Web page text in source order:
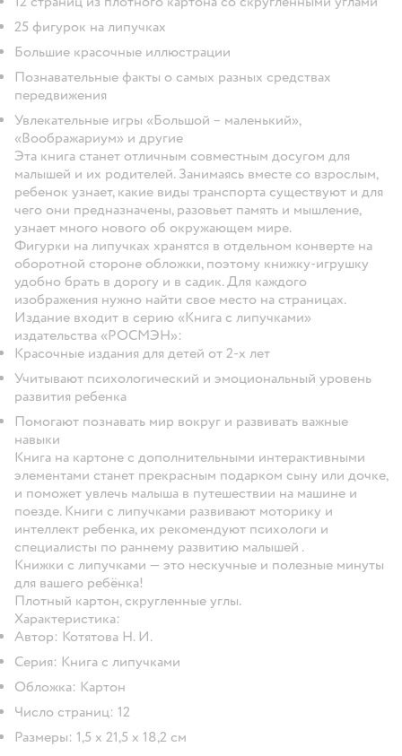
25 фигурок на липучках
Большие красочные иллюстрации
Познавательные факты о самых разных средствах
передвижения
Увлекательные игры «Большой – маленький»,
«Воображариум» и другие
Эта книга станет отличным совместным досугом для
малышей и их родителей. Занимаясь вместе со взрослым,
ребенок узнает, какие виды транспорта существуют и для
чего они предназначены, разовьет память и мышление,
узнает много нового об окружающем мире.
Фигурки на липучках хранятся в отдельном конверте на
оборотной стороне обложки, поэтому книжку-игрушку
удобно брать в дорогу и в садик. Для каждого
изображения нужно найти свое место на страницах.
Издание входит в серию «Книга с липучками»
издательства «РОСМЭН»:
Красочные издания для детей от 2-х лет
Учитывают психологический и эмоциональный уровень
развития ребенка
Помогают познавать мир вокруг и развивать важные
навыки
Книга на картоне с дополнительными интерактивными
элементами станет прекрасным подарком сыну или дочке,
и поможет увлечь малыша в путешествии на машине и
поезде. Книги с липучками развивают моторику и
интеллект ребенка, их рекомендуют психологи и
специалисты по раннему развитию малышей .
Книжки с липучками — это нескучные и полезные минуты
для вашего ребёнка!
Плотный картон, скругленные углы.
Характеристика:
Автор: Котятова Н. И.
Серия: Книга с липучками
Обложка: Картон
Число страниц: 12
Размеры: 1,5 х 21,5 х 18,2 см